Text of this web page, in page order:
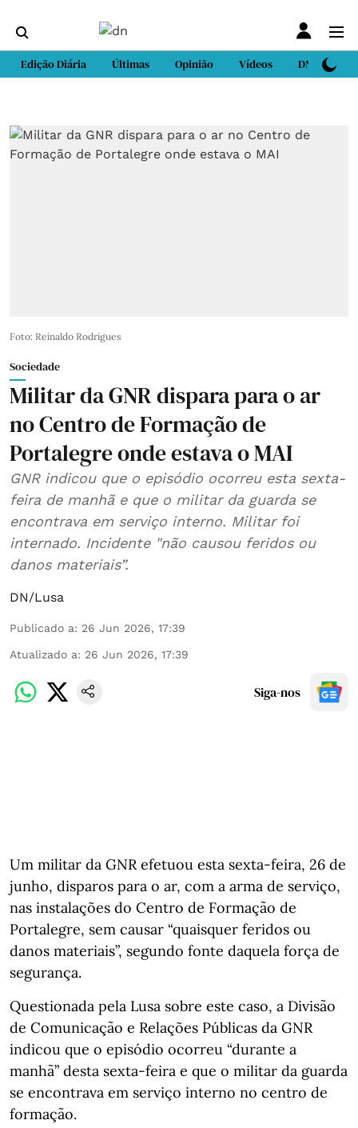
Edição Diária Últimas Opinião Vídeos DN Sport
Foto: Reinaldo Rodrigues
Sociedade
Militar da GNR dispara para o ar
no Centro de Formação de
Portalegre onde estava o MAI
GNR indicou que o episódio ocorreu esta sexta-
feira de manhã e que o militar da guarda se
encontrava em serviço interno. Militar foi
internado. Incidente "não causou feridos ou
danos materiais”.
DN/Lusa
Publicado a: 26 Jun 2026, 17:39
Atualizado a: 26 Jun 2026, 17:39
Siga-nos
Um militar da GNR efetuou esta sexta-feira, 26 de
junho, disparos para o ar, com a arma de serviço,
nas instalações do Centro de Formação de
Portalegre, sem causar “quaisquer feridos ou
danos materiais”, segundo fonte daquela força de
segurança.
Questionada pela Lusa sobre este caso, a Divisão
de Comunicação e Relações Públicas da GNR
indicou que o episódio ocorreu “durante a
manhã” desta sexta-feira e que o militar da guarda
se encontrava em serviço interno no centro de
formação.